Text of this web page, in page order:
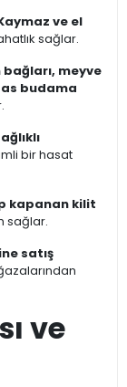
ve el
sağlar.
bağları, meyve
budama
bir hasat
kapanan kilit
sağlar.
satış
ve